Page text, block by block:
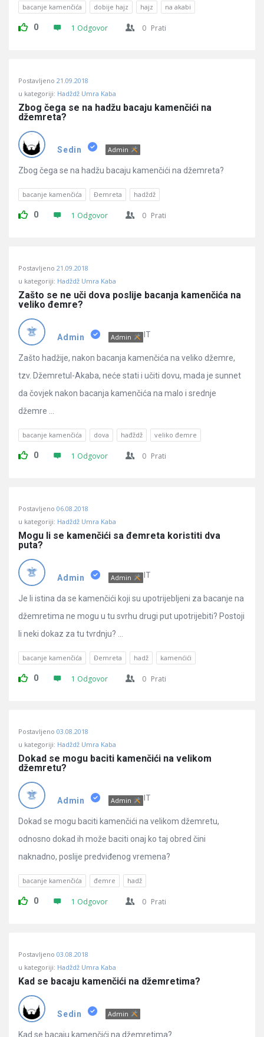
bacanje kamenčića dobije hajz hajz na akabi
0 1 Odgovor 0 Prati
Postavljeno 21.09.2018
u kategoriji: Hadždž Umra Kaba
Zbog čega se na hadžu bacaju kamenčići na
džemreta?
Sedin Admin
Zbog čega se na hadžu bacaju kamenčići na džemreta?
bacanje kamenčića Đemreta hadždž
0 1 Odgovor 0 Prati
Postavljeno 21.09.2018
u kategoriji: Hadždž Umra Kaba
Zašto se ne uči dova poslije bacanja kamenčića na
veliko đemre?
Admin Admin IT
Zašto hadžije, nakon bacanja kamenčića na veliko džemre,
tzv. Džemretul-Akaba, neće stati i učiti dovu, mada je sunnet
da čovjek nakon bacanja kamenčića na malo i srednje
džemre ...
bacanje kamenčića dova hađždž veliko đemre
0 1 Odgovor 0 Prati
Postavljeno 06.08.2018
u kategoriji: Hadždž Umra Kaba
Mogu li se kamenčići sa đemreta koristiti dva
puta?
Admin Admin IT
Je li istina da se kamenčići koji su upotrijebljeni za bacanje na
džemretima ne mogu u tu svrhu drugi put upotrijebiti? Postoji
li neki dokaz za tu tvrdnju? ...
bacanje kamenčića Đemreta hadž kamenćići
0 1 Odgovor 0 Prati
Postavljeno 03.08.2018
u kategoriji: Hadždž Umra Kaba
Dokad se mogu baciti kamenčići na velikom
džemretu?
Admin Admin IT
Dokad se mogu baciti kamenčići na velikom džemretu,
odnosno dokad ih može baciti onaj ko taj obred čini
naknadno, poslije predviđenog vremena?
bacanje kamenčića đemre hadž
0 1 Odgovor 0 Prati
Postavljeno 03.08.2018
u kategoriji: Hadždž Umra Kaba
Kad se bacaju kamenčići na džemretima?
Sedin Admin
Kad se bacaju kamenčići na džemretima?